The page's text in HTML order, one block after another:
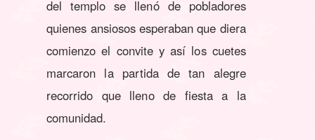
del templo se llenó de pobladores
quienes ansiosos esperaban que diera
comienzo el convite y así los cuetes
marcaron la partida de tan alegre
recorrido que lleno de fiesta a la
comunidad.